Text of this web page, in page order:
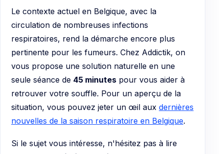
Le contexte actuel en Belgique, avec la
circulation de nombreuses infections
respiratoires, rend la démarche encore plus
pertinente pour les fumeurs. Chez Addictik, on
vous propose une solution naturelle en une
seule séance de 45 minutes pour vous aider à
retrouver votre souffle. Pour un aperçu de la
situation, vous pouvez jeter un œil aux dernières
nouvelles de la saison respiratoire en Belgique.
Si le sujet vous intéresse, n'hésitez pas à lire